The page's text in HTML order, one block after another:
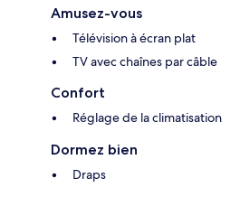
Amusez-vous
Télévision à écran plat
TV avec chaînes par câble
Confort
Réglage de la climatisation
Dormez bien
Draps